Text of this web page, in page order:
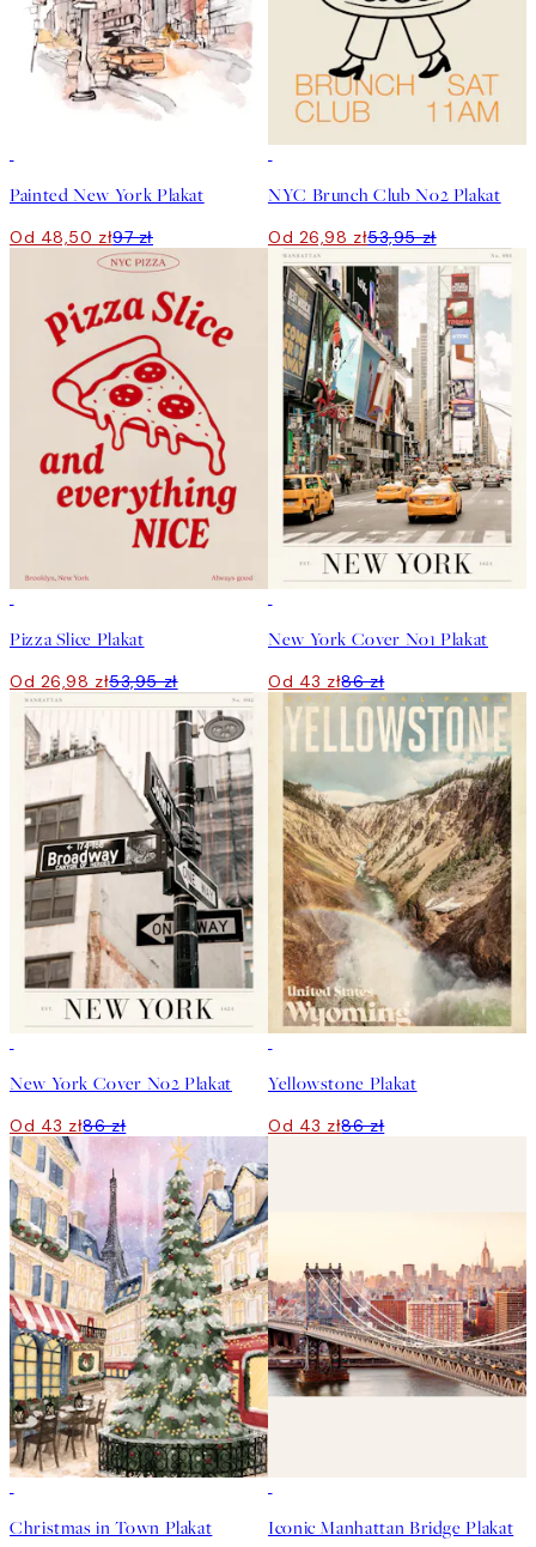
Painted New York Plakat
Od 48,50 zł97 zł
NYC Brunch Club No2 Plakat
Od 26,98 zł53,95 zł
Pizza Slice Plakat
Od 26,98 zł53,95 zł
New York Cover No1 Plakat
Od 43 zł86 zł
New York Cover No2 Plakat
Od 43 zł86 zł
Yellowstone Plakat
Od 43 zł86 zł
Christmas in Town Plakat Iconic Manhattan Bridge Plakat